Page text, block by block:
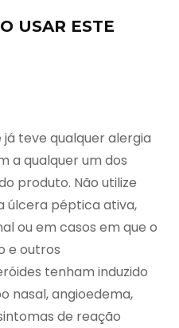
USAR ESTE
já teve qualquer alergia
a qualquer um dos
produto. Não utilize
úlcera péptica ativa,
ou em casos em que o
e outros
tenham induzido
nasal, angioedema,
de reação